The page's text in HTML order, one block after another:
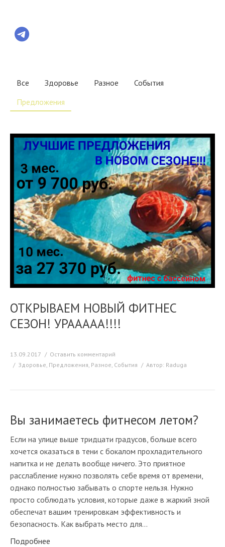
Все Здоровье Разное
События
Предложения
ОТКРЫВАЕМ НОВЫЙ ФИТНЕС
СЕЗОН! УРААААА!!!!
13.09.2017
Оставить комментарий
Здоровье, Предложения, Разное, События Автор: Raduga
Вы занимаетесь фитнесом летом?
Если на улице выше тридцати градусов, больше всего
хочется оказаться в тени с бокалом прохладительного
напитка и не делать вообще ничего. Это приятное
расслабление нужно позволять себе время от времени,
однако полностью забывать о спорте нельзя. Нужно
просто соблюдать условия, которые даже в жаркий зной
обеспечат вашим тренировкам эффективность и
безопасность. Как выбрать место для…
Подробнее